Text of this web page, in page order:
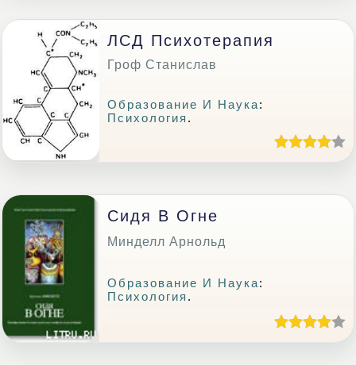
ЛСД Психотерапия
Гроф Станислав
Образование И Наука:
Психология .
Сидя В Огне
Минделл Арнольд
Образование И Наука:
Психология .